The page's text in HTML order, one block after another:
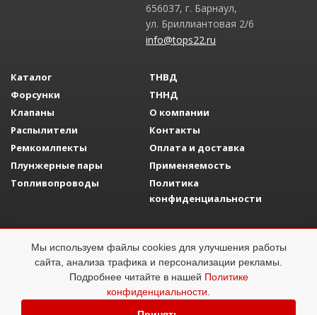
656037, г. Барнаул,
ул. Бриллиантовая 2/6
info@tops22.ru
Каталог
Форсунки
Клапаны
Распылители
Ремкомлпекты
Плунжерные пары
Топливопроводы
ТНВД
ТННД
О компании
Контакты
Оплата и доставка
Применяемость
Политика
конфиденциальности
Топливная аппаратура
ОГРН 1142223008058
Мы используем файлы cookies для улучшения работы
сайта, анализа трафика и персонализации рекламы.
Подробнее читайте в нашей Политике
конфиденциальности